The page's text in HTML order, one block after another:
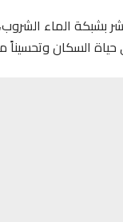
من ربط مباشر بشبكة
السكان